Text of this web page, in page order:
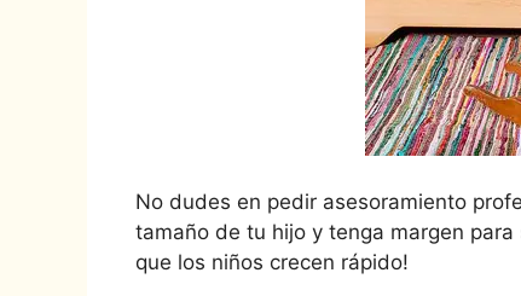
No dudes en pedir asesoramiento
tamaño de tu hijo y tenga margen
que los niños crecen rápido!